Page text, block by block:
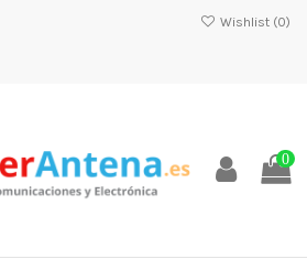
Wishlist (0)
0